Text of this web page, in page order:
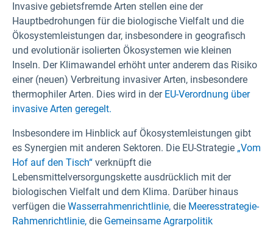
Invasive gebietsfremde Arten stellen eine der
Hauptbedrohungen für die biologische Vielfalt und die
Ökosystemleistungen dar, insbesondere in geografisch
und evolutionär isolierten Ökosystemen wie kleinen
Inseln. Der Klimawandel erhöht unter anderem das Risiko
einer (neuen) Verbreitung invasiver Arten, insbesondere
thermophiler Arten. Dies wird in der EU-Verordnung über
invasive Arten geregelt.
Insbesondere im Hinblick auf Ökosystemleistungen gibt
es Synergien mit anderen Sektoren. Die EU-Strategie „Vom
Hof auf den Tisch“ verknüpft die
Lebensmittelversorgungskette ausdrücklich mit der
biologischen Vielfalt und dem Klima. Darüber hinaus
verfügen die Wasserrahmenrichtlinie, die Meeresstrategie-
Rahmenrichtlinie, die Gemeinsame Agrarpolitik